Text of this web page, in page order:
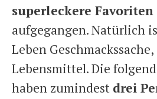
superleckere Favoriten
aufgegangen. Natürlich
Leben
Lebensmittel. Die
haben zumindest drei